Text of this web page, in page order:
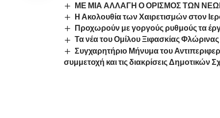
ΜΕ ΜΙΑ ΑΛΛΑΓΗ Ο ΟΡΙΣΜΟΣ ΤΩΝ
H Ακολουθία των Χαιρετισμών στον
Προχωρούν με γοργούς ρυθμούς τα
Τα νέα του Ομίλου Ξιφασκίας Φλώρινας
Συγχαρητήριο Μήνυμα του
συμμετοχή και τις διακρίσεις